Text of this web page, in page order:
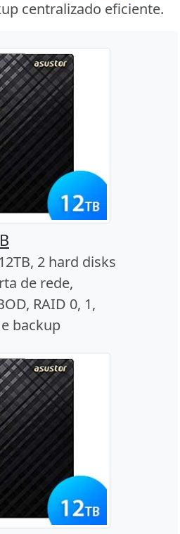
centralizado eficiente.
2 hard disks
de rede,
RAID 0, 1,
backup